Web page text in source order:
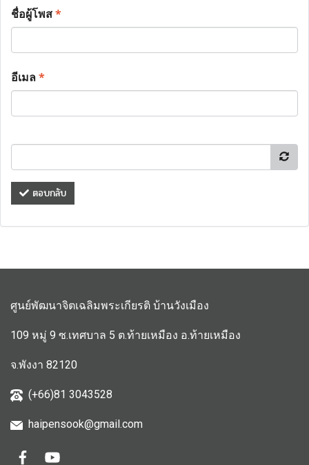
ชื่อผู้โพส*
อีเมล*
ตอบกลับ
ศูนย์พัฒนาจิตเฉลิมพระเกียรติ บ้านวังเมือง
109 หมู่ 9 ซ.เทศบาล 5 ต.ท้ายเหมือง อ.ท้ายเหมือง
จ.พังงา 82120
(+66)81 3043528
haipensook@gmail.com